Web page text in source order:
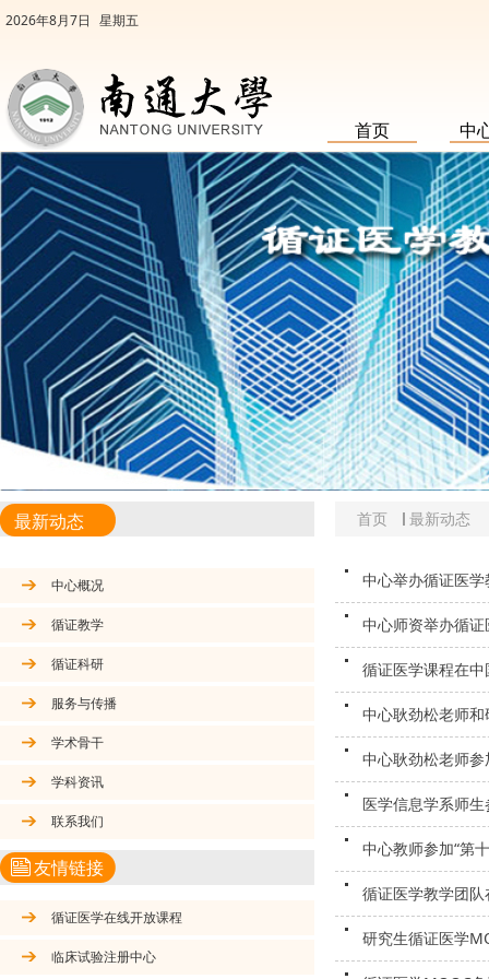
2026年8月7日 星期五
首页 中
最新动态
中心概况
循证教学
循证科研
服务与传播
学术骨干
学科资讯
联系我们
友情链接
循证医学在线开放课程
临床试验注册中心
首页 最新动态
中心举办循证医
中心师资举办循
循证医学课程在
中心耿劲松老师和
中心耿劲松老师
医学信息学系师
中心教师参加“第
循证医学教学团队
研究生循证医学